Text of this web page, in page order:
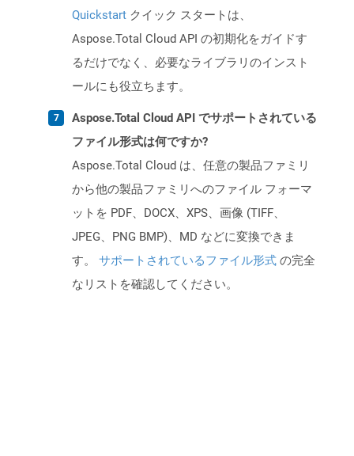
Quickstart クイック スタートは、
Aspose.Total Cloud API の初期化をガイドす
るだけでなく、必要なライブラリのインスト
ールにも役立ちます。
Aspose.Total Cloud API でサポートされている
ファイル形式は何ですか?
Aspose.Total Cloud は、任意の製品ファミリ
から他の製品ファミリへのファイル フォーマ
ットを PDF、DOCX、XPS、画像 (TIFF、
JPEG、PNG BMP)、MD などに変換できま
す。 サポートされているファイル形式 の完全
なリストを確認してください。